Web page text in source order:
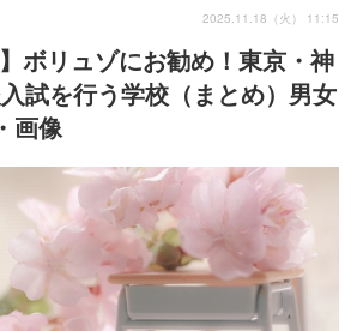
ボリュゾにお勧め！東京・神
試を行う学校（まとめ）男女
画像
2025.11.18（火） 11:15